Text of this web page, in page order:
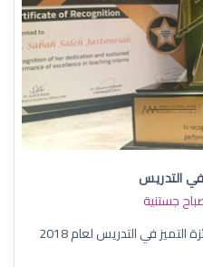
في التدريس
جستنية
في التدريس لعام 2018